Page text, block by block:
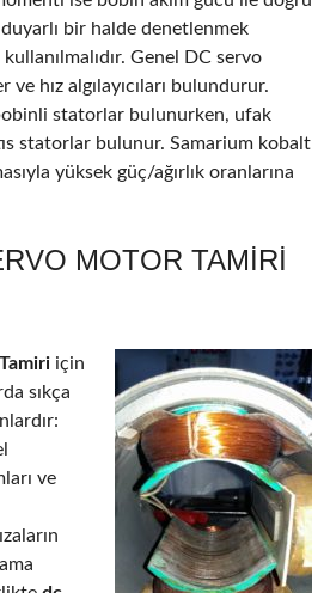
duyarlı bir halde denetlenmek
Genel DC servo
hız algılayıcıları bulundurur.
statorlar bulunurken, ufak
statorlar bulunur. Samarium kobalt
yüksek güç/ağırlık oranlarına
MOTOR TAMIRI
için
sıkça
ve